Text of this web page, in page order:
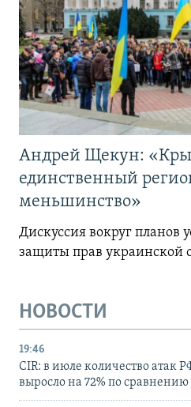
Андрей Щекун:
единственный
меньшинство»
Дискуссия вокруг планов
защиты прав
НОВОСТИ
19:46
CIR: в июле количество атак
выросло на 72% по